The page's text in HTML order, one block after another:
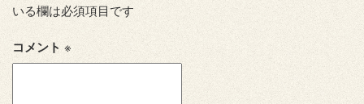
いる欄は必須項目です
コメント ※